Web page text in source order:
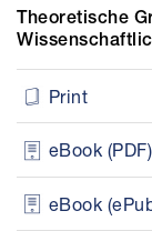
Theoretische
Print
eBook (PDF)
eBook